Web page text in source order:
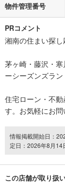
物件管理番号
PRコメント
湘南の住まい探し
茅ヶ崎・藤沢・
ーシーズンズラン
住宅ローン・不
す。お気軽にお問
情報掲載開始日：
定日：2026年8月14
この店舗が取り扱